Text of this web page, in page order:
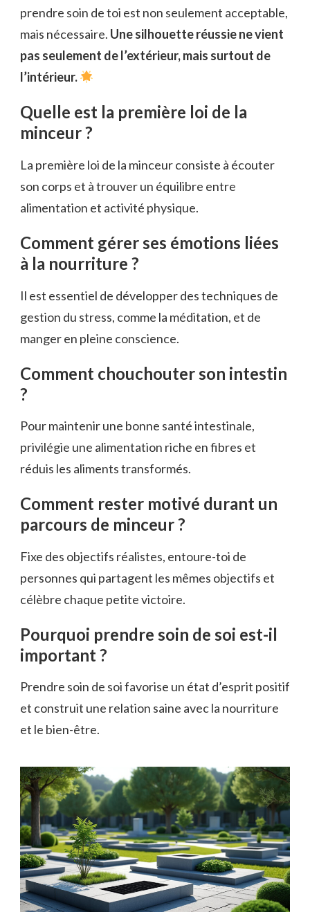
prendre soin de toi est non seulement acceptable,
mais nécessaire. Une silhouette réussie ne vient
pas seulement de l’extérieur, mais surtout de
l’intérieur.
Quelle est la première loi de la
minceur ?
La première loi de la minceur consiste à écouter
son corps et à trouver un équilibre entre
alimentation et activité physique.
Comment gérer ses émotions liées
à la nourriture ?
Il est essentiel de développer des techniques de
gestion du stress, comme la méditation, et de
manger en pleine conscience.
Comment chouchouter son intestin
?
Pour maintenir une bonne santé intestinale,
privilégie une alimentation riche en fibres et
réduis les aliments transformés.
Comment rester motivé durant un
parcours de minceur ?
Fixe des objectifs réalistes, entoure-toi de
personnes qui partagent les mêmes objectifs et
célèbre chaque petite victoire.
Pourquoi prendre soin de soi est-il
important ?
Prendre soin de soi favorise un état d’esprit positif
et construit une relation saine avec la nourriture
et le bien-être.